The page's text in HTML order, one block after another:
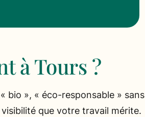
à Tours ?
bio », « éco-responsable » sans
que votre travail mérite.